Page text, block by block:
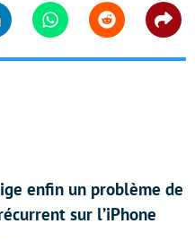
WhatsappReddit
enfin un problème de
sur l’iPhone